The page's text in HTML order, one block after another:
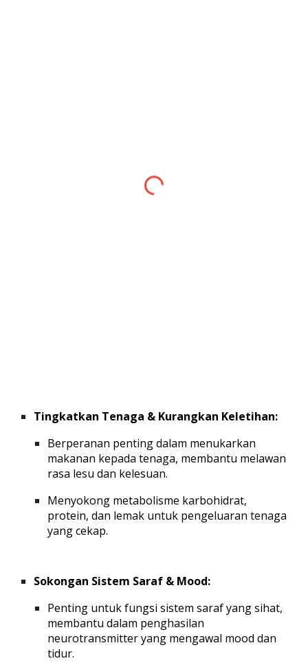
Tingkatkan Tenaga & Kurangkan Keletihan:
Berperanan penting dalam menukarkan
makanan kepada tenaga, membantu melawan
rasa lesu dan kelesuan.
Menyokong metabolisme karbohidrat,
protein, dan lemak untuk pengeluaran tenaga
yang cekap.
Sokongan Sistem Saraf & Mood:
Penting untukfungsi sistem saraf yang sihat,
membantu dalam penghasilan
neurotransmitter yang mengawal mood dan
tidur.